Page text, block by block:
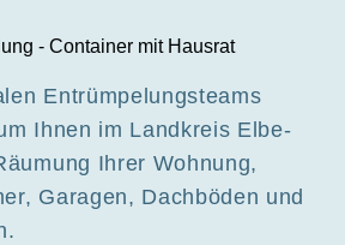
Entrümpelungsteams
Ihnen im Landkreis Elbe-
Ihrer Wohnung,
Garagen, Dachböden und